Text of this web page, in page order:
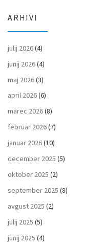
ARHIVI
julij 2026(4)
junij 2026(4)
maj 2026(3)
april 2026(6)
marec 2026(8)
februar 2026(7)
januar 2026(10)
december 2025 (5)
oktober 2025 (2)
september 2025 (8)
avgust 2025 (2)
julij 2025 (5)
junij 2025 (4)